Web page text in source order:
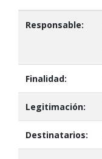
Responsable:
Finalidad:
Legitimación:
Destinatarios: